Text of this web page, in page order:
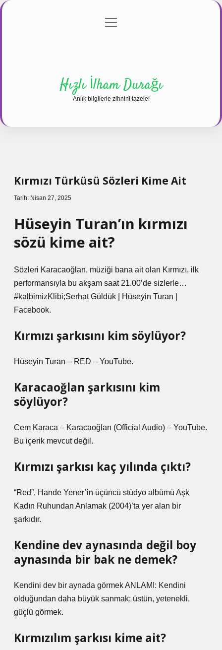
Gizlilik Politikası
menüyü
Hızlı İlham Durağı
Anlık bilgilerle zihnini tazele!
Kırmızı Türküsü Sözleri Kime Ait
Tarih: Nisan 27, 2025
Hüseyin Turan’ın kırmızı
sözü kime ait?
Sözleri Karacaoğlan, müziği bana ait olan Kırmızı, ilk
performansıyla bu akşam saat 21.00’de sizlerle…
#kalbimizKlibi;Serhat Güldük | Hüseyin Turan |
Facebook.
Kırmızı şarkısını kim söylüyor?
Hüseyin Turan – RED – YouTube.
Karacaoğlan şarkısını kim
söylüyor?
Cem Karaca – Karacaoğlan (Official Audio) – YouTube.
Bu içerik mevcut değil.
Kırmızı şarkısı kaç yılında çıktı?
“Red”, Hande Yener’in üçüncü stüdyo albümü Aşk
Kadın Ruhundan Anlamak (2004)’ta yer alan bir
şarkıdır.
Kendine dev aynasında değil boy
aynasında bir bak ne demek?
Kendini dev bir aynada görmek ANLAMI: Kendini
olduğundan daha büyük sanmak; üstün, yetenekli,
güçlü görmek.
Kırmızılım şarkısı kime ait?